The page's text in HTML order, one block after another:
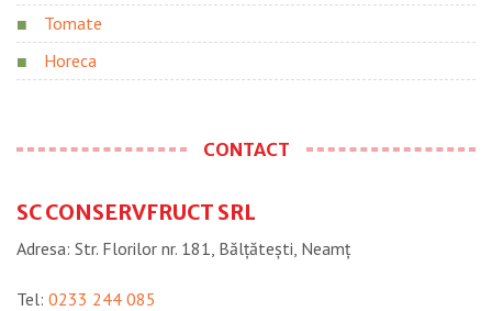
Tomate
Horeca
CONTACT
SC CONSERVFRUCT SRL
Adresa: Str. Florilor nr. 181, Bălțătești, Neamţ
Tel: 0233 244 085